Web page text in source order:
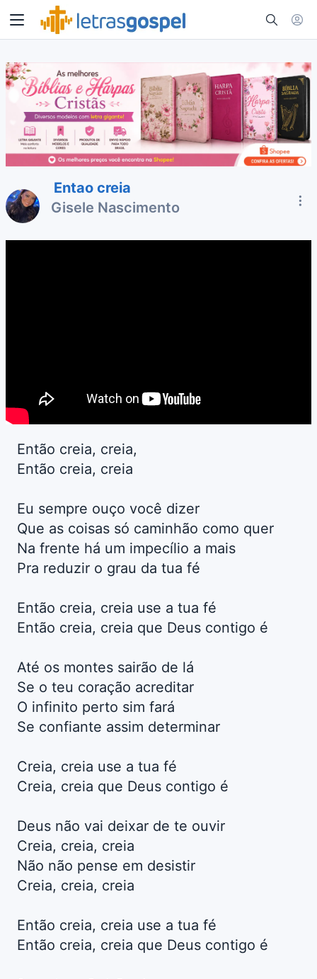
Entao creia
Gisele Nascimento
Então creia, creia,
Então creia, creia
Eu sempre ouço você dizer
Que as coisas só caminhão como quer
Na frente há um impecílio a mais
Pra reduzir o grau da tua fé
Então creia, creia use a tua fé
Então creia, creia que Deus contigo é
Até os montes sairão de lá
Se o teu coração acreditar
O infinito perto sim fará
Se confiante assim determinar
Creia, creia use a tua fé
Creia, creia que Deus contigo é
Deus não vai deixar de te ouvir
Creia, creia, creia
Não não pense em desistir
Creia, creia, creia
Então creia, creia use a tua fé
Então creia, creia que Deus contigo é